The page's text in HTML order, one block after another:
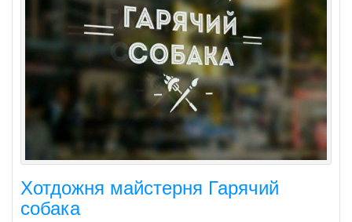
Хотдожня майстерня Гарячий
собака